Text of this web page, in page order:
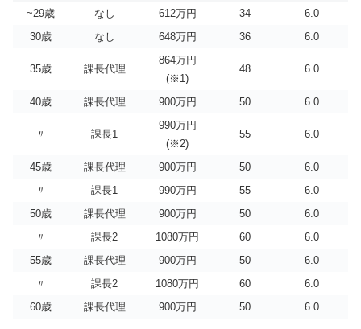
~29歳 なし 612万円 34
6.0
30歳
なし 648万円 36 6.0
35歳 課長代理
864万円
(※1)
48 6.0
40歳 課長代理 900万円 50 6.0
〃 課長1
990万円
(※2)
55 6.0
45歳 課長代理 900万円 50
6.0
〃
課長1 990万円 55
6.0
50歳
課長代理 900万円 50
6.0
〃
課長2 1080万円 60
6.0
55歳
課長代理 900万円 50
6.0
〃
課長2 1080万円 60
6.0
60歳
課長代理 900万円 50 6.0